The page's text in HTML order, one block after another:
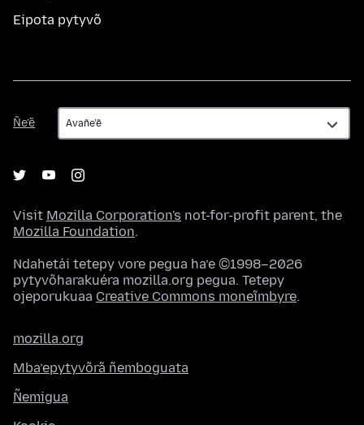
Eipota pytyvõ
Ñe’ẽ
Ñe’ẽ
Visit Mozilla Corporation's not-for-profit parent, the
Mozilla Foundation.
Ndahetái tetepy vore pegua ha’e ©1998–2026
pytyvõharakuéra mozilla.org pegua. Tetepy
ojeporukuaa Creative Commons moneĩmbyre.
mozilla.org
Mba’epytyvõrã ñemboguata
Ñemigua